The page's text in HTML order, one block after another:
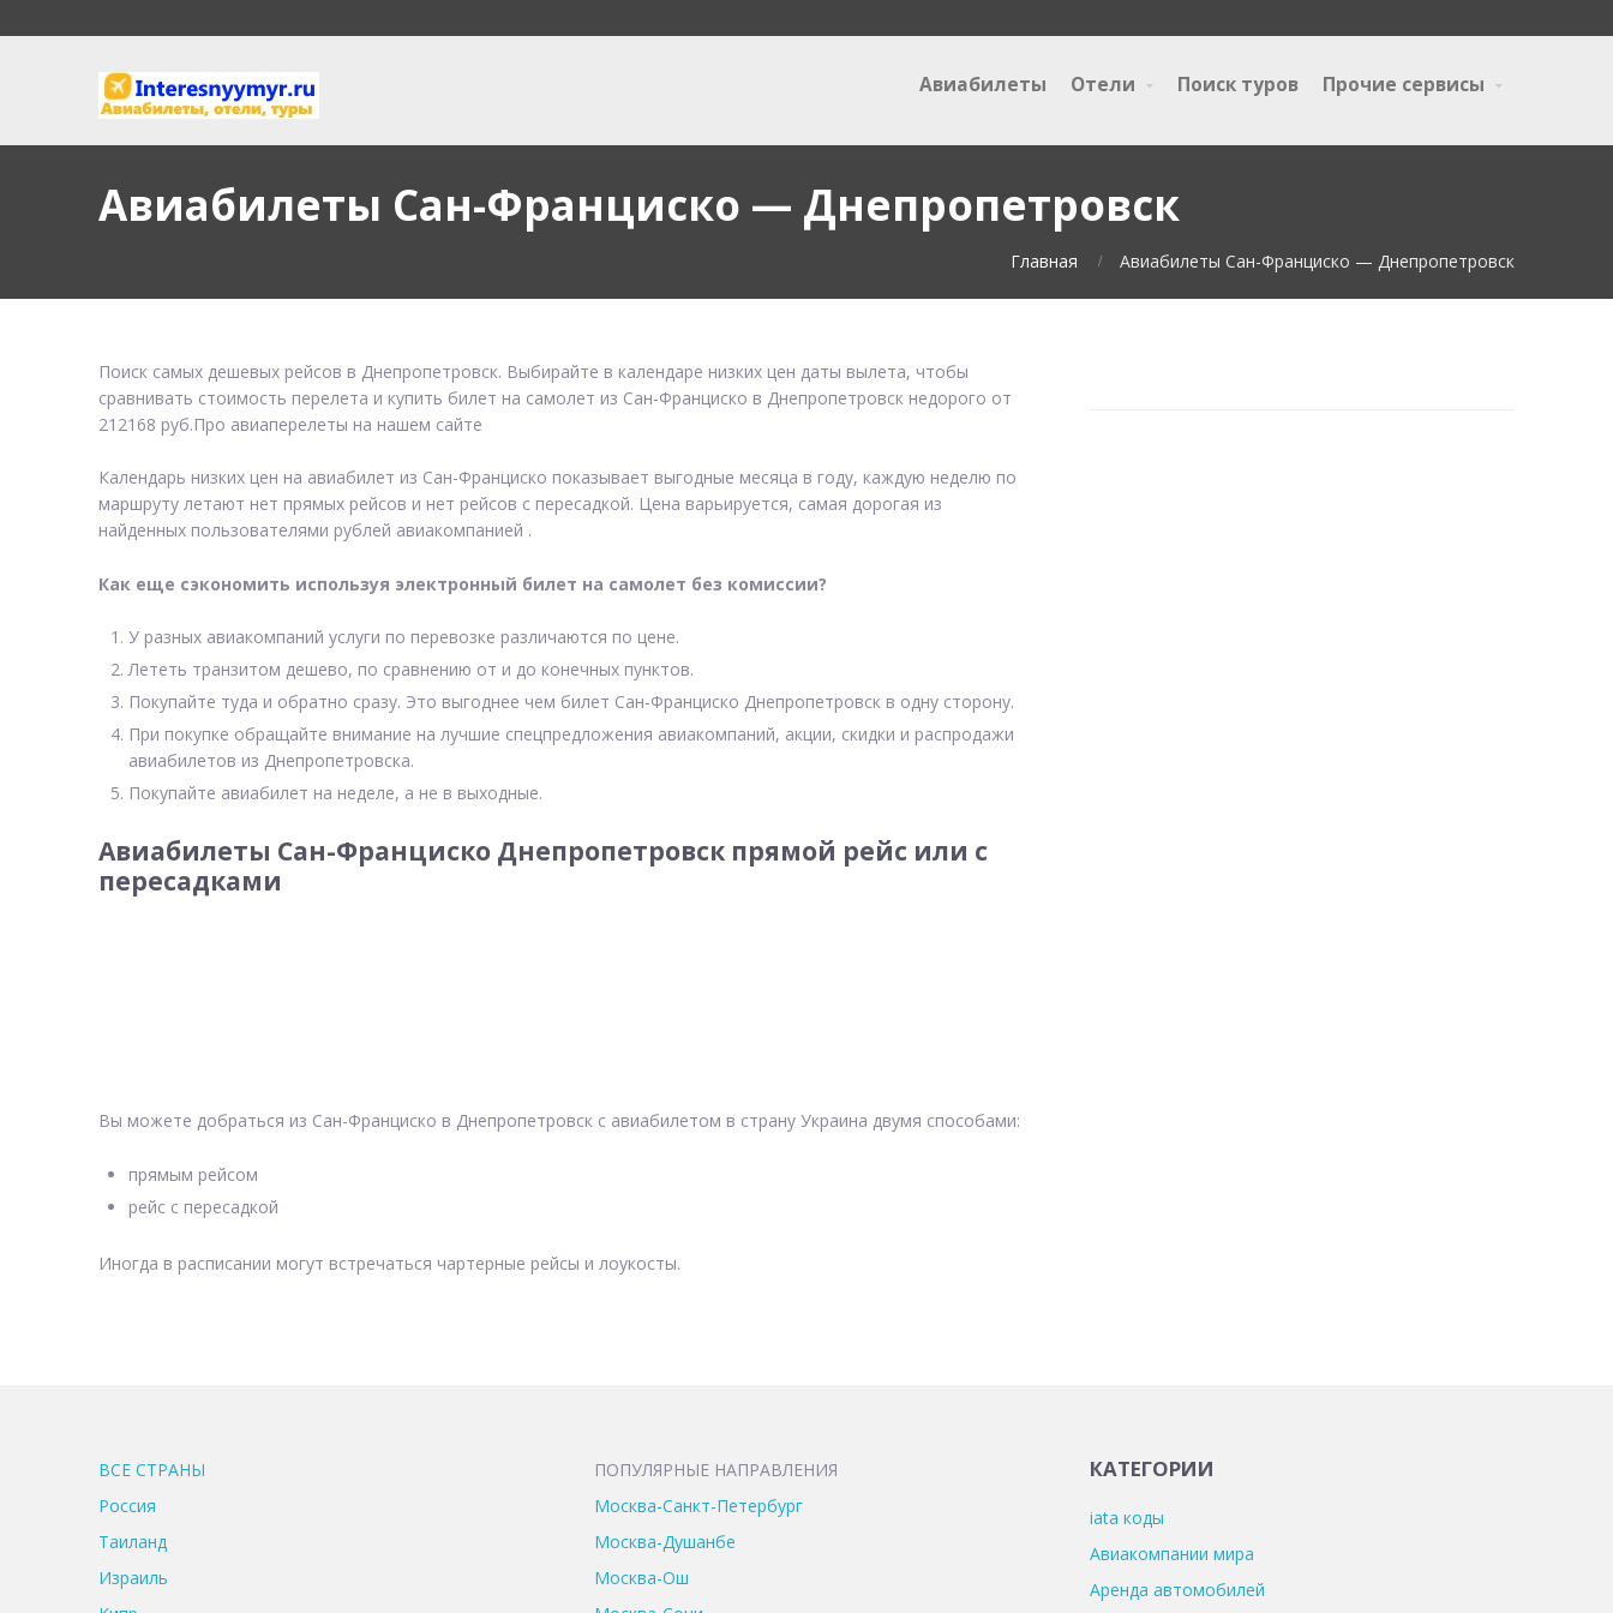
Авиабилеты Отели Поиск туров Прочие сервисы
Авиабилеты Сан-Франциско — Днепропетровск
Главная Авиабилеты Сан-Франциско — Днепропетровск
Поиск самых дешевых рейсов в Днепропетровск. Выбирайте в календаре низких цен даты вылета, чтобы
сравнивать стоимость перелета и купить билет на самолет из Сан-Франциско в Днепропетровск недорого от
212168 руб.Про авиаперелеты на нашем сайте
Календарь низких цен на авиабилет из Сан-Франциско показывает выгодные месяца в году, каждую неделю по
маршруту летают нет прямых рейсов и нет рейсов с пересадкой. Цена варьируется, самая дорогая из
найденных пользователями рублей авиакомпанией .
Как еще сэкономить используя электронный билет на самолет без комиссии?
У разных авиакомпаний услуги по перевозке различаются по цене.
Лететь транзитом дешево, по сравнению от и до конечных пунктов.
Покупайте туда и обратно сразу. Это выгоднее чем билет Сан-Франциско Днепропетровск в одну сторону.
При покупке обращайте внимание на лучшие спецпредложения авиакомпаний, акции, скидки и распродажи
авиабилетов из Днепропетровска.
Покупайте авиабилет на неделе, а не в выходные.
Авиабилеты Сан-Франциско Днепропетровск прямой рейс или с
пересадками
Вы можете добраться из Сан-Франциско в Днепропетровск с авиабилетом в страну Украина двумя способами:
прямым рейсом
рейс с пересадкой
Иногда в расписании могут встречаться чартерные рейсы и лоукосты.
ВСЕ CТРАНЫ
Россия
Таиланд
Израиль
ПОПУЛЯРНЫЕ НАПРАВЛЕНИЯ
Москва-Санкт-Петербург
Москва-Душанбе
Москва-Ош
КАТЕГОРИИ
iata коды
Авиакомпании мира
Аренда автомобилей